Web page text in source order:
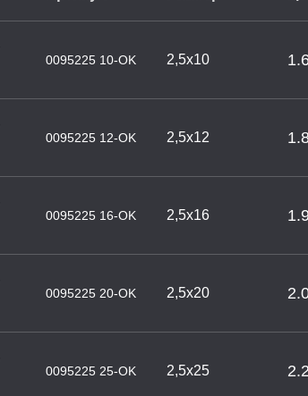
0095225 10-OK 2,5х10
0095225 12-OK 2,5х12
0095225 16-OK 2,5х16
0095225 20-OK 2,5х20
0095225 25-OK 2,5х25